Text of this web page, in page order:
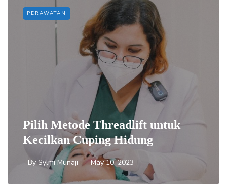
PERAWATAN
Pilih Metode Threadlift untuk
Kecilkan Cuping Hidung
By Sylmi Munaji May 10, 2023